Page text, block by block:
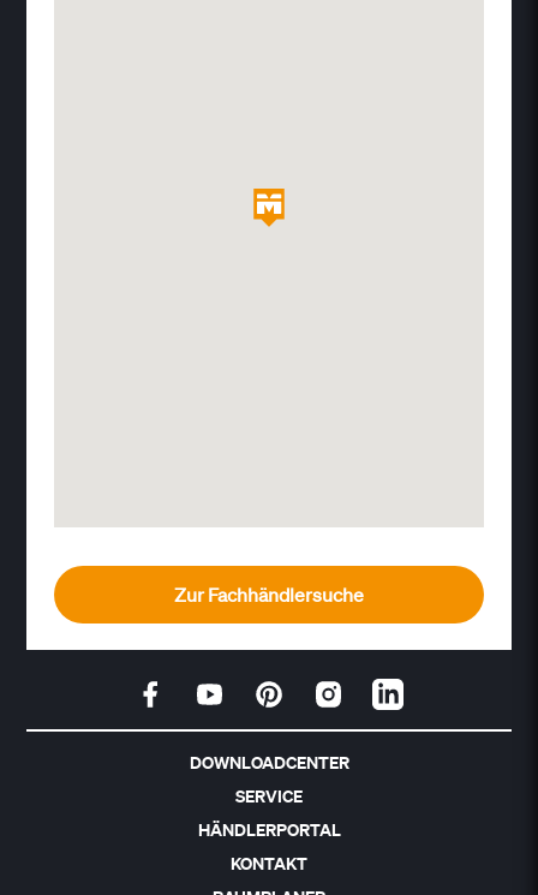
Zur Fachhändlersuche
DOWNLOADCENTER
SERVICE
HÄNDLERPORTAL
KONTAKT